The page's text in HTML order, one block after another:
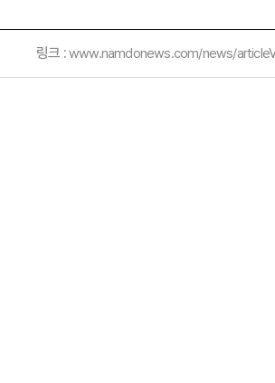
링크 :www.namdonews.com/news/